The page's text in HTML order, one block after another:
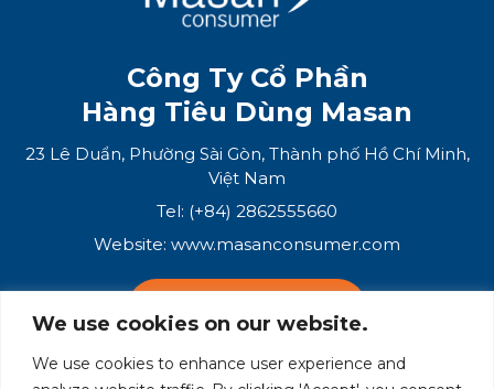
We use cookies on our website.
We use cookies to enhance user experience and
Công Ty Cổ Phần
Hàng Tiêu Dùng Masan
23 Lê Duẩn, Phường Sài Gòn, Thành phố Hồ Chí Minh,
Việt Nam
Tel: (+84) 2862555660
Website: www.masanconsumer.com
Hệ Sinh Thái Masan